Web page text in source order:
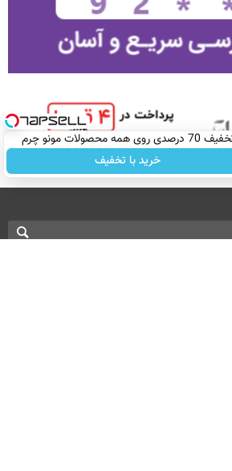
درصدی روی همه محصولات مونو چرم
خرید با تخفیف